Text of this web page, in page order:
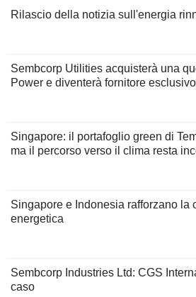
Rilascio della notizia sull'energia
Sembcorp Utilities acquisterà una
Power e diventerà fornitore
Singapore: il portafoglio green di
ma il percorso verso il clima resta
Singapore e Indonesia rafforzano la
energetica
Sembcorp Industries Ltd: CGS
caso